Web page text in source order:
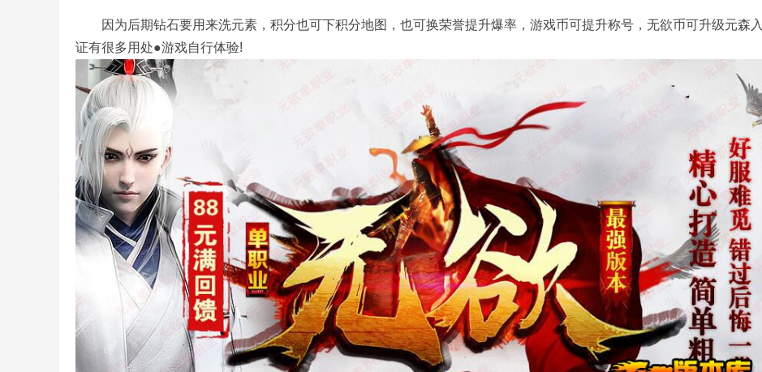
因为后期钻石要用来洗元素，积分也可下积分地图，也可换荣誉提升爆率，游戏币可提升称号，无欲币可升级元森入
证有很多用处●游戏自行体验!